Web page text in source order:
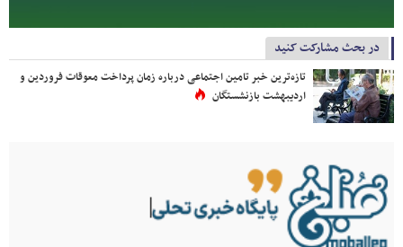
در بحث مشارکت کنید
تازه‌ترین خبر تامین اجتماعی درباره زمان پرداخت معوقات فروردین و
اردیبهشت بازنشستگان